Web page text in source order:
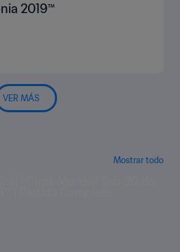
2019™
VER MÁS
Mostrar todo